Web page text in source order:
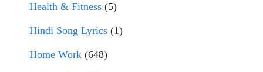
Health & Fitness (5)
Hindi Song Lyrics (1)
Home Work (648)